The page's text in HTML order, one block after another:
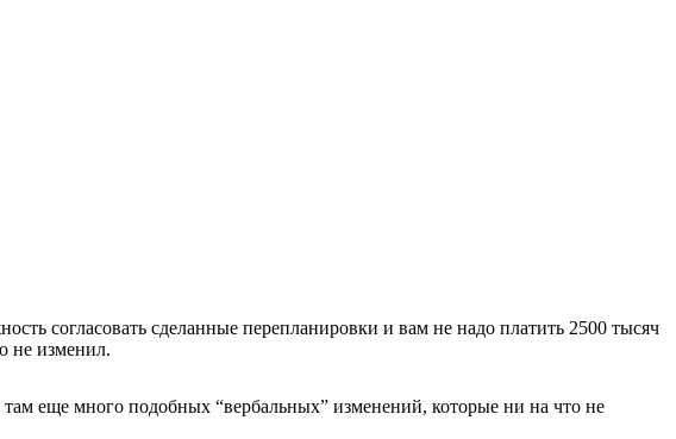
согласовать сделанные перепланировки и вам не надо платить 2500 тысяч
не изменил.
еще много подобных “вербальных” изменений, которые ни на что не